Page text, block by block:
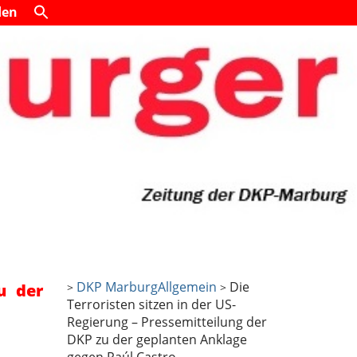
der
> DKP MarburgAllgemein > Die
Terroristen sitzen in der US-
Regierung – Pressemitteilung der
DKP zu der geplanten Anklage